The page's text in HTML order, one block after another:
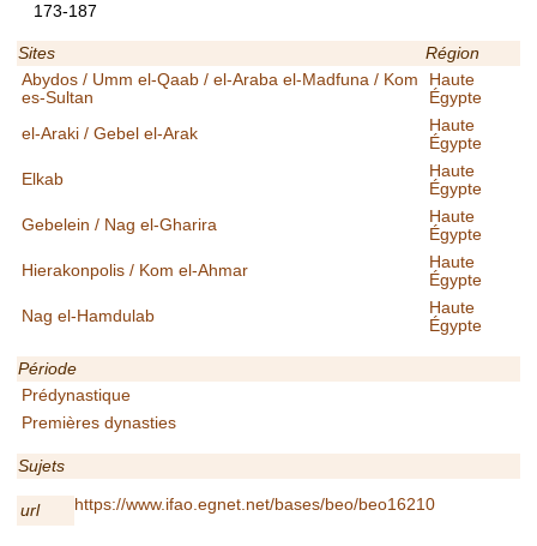
173-187
Sites
Région
Abydos / Umm el-Qaab / el-Araba el-Madfuna / Kom
es-Sultan
Haute
Égypte
el-Araki / Gebel el-Arak
Haute
Égypte
Elkab
Haute
Égypte
Gebelein / Nag el-Gharira
Haute
Égypte
Hierakonpolis / Kom el-Ahmar
Haute
Égypte
Nag el-Hamdulab
Haute
Égypte
Période
Prédynastique
Premières dynasties
Sujets
url https://www.ifao.egnet.net/bases/beo/beo16210